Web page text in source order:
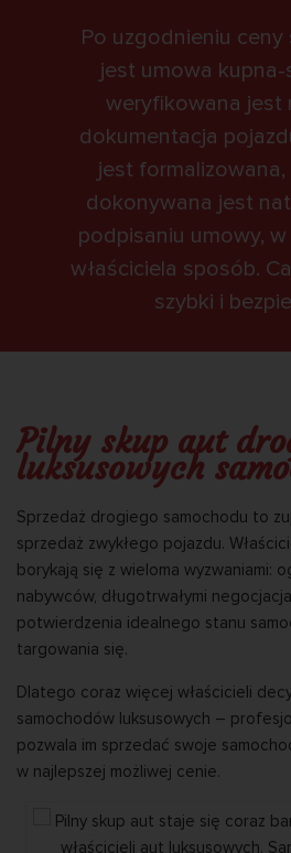
Po uzgodnieniu ceny
jest umowa kupna-
weryfikowana jest
dokumentacja
jest formalizowana,
dokonywana jest
podpisaniu umowy,
właściciela sposób.
szybki i
Pilny skup aut
luksusowych
Sprzedaż drogiego samochodu to
sprzedaż zwykłego pojazdu.
borykają się z wieloma wyzwaniami:
nabywców, długotrwałymi
potwierdzenia idealnego stanu
targowania się.
Dlatego coraz więcej właścicieli
samochodów luksusowych –
pozwala im sprzedać swoje
w najlepszej możliwej cenie.